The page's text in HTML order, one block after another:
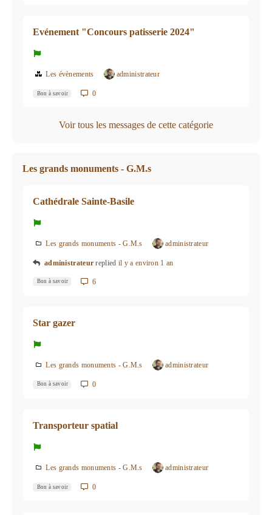
Evénement "Concours patisserie 2024"
Les évènements administrateur
Bon à savoir 0
Voir tous les messages de cette catégorie
Les grands monuments - G.M.s
Cathédrale Sainte-Basile
Les grands monuments - G.M.s administrateur
administrateur replied il y a environ 1 an
Bon à savoir 6
Star gazer
Les grands monuments - G.M.s administrateur
Bon à savoir 0
Transporteur spatial
Les grands monuments - G.M.s administrateur
Bon à savoir 0